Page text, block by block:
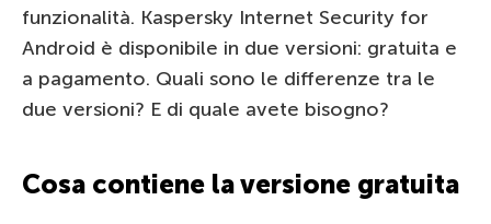
funzionalità. Kaspersky Internet Security for
Android è disponibile in due versioni: gratuita e
a pagamento. Quali sono le differenze tra le
due versioni? E di quale avete bisogno?
Cosa contiene la versione gratuita